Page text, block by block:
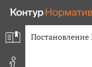
Постановление